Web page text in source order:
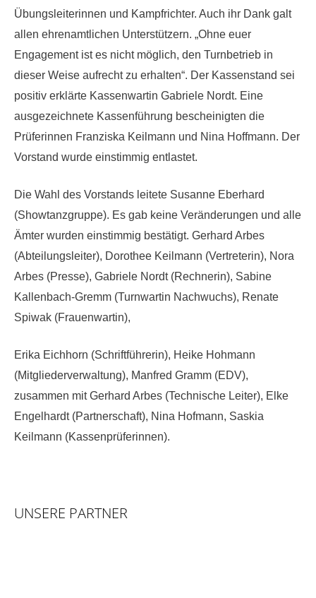
Übungsleiterinnen und Kampfrichter. Auch ihr Dank galt
allen ehrenamtlichen Unterstützern. „Ohne euer
Engagement ist es nicht möglich, den Turnbetrieb in
dieser Weise aufrecht zu erhalten“. Der Kassenstand sei
positiv erklärte Kassenwartin Gabriele Nordt. Eine
ausgezeichnete Kassenführung bescheinigten die
Prüferinnen Franziska Keilmann und Nina Hoffmann. Der
Vorstand wurde einstimmig entlastet.
Die Wahl des Vorstands leitete Susanne Eberhard
(Showtanzgruppe). Es gab keine Veränderungen und alle
Ämter wurden einstimmig bestätigt. Gerhard Arbes
(Abteilungsleiter), Dorothee Keilmann (Vertreterin), Nora
Arbes (Presse), Gabriele Nordt (Rechnerin), Sabine
Kallenbach-Gremm (Turnwartin Nachwuchs), Renate
Spiwak (Frauenwartin),
Erika Eichhorn (Schriftführerin), Heike Hohmann
(Mitgliederverwaltung), Manfred Gramm (EDV),
zusammen mit Gerhard Arbes (Technische Leiter), Elke
Engelhardt (Partnerschaft), Nina Hofmann, Saskia
Keilmann (Kassenprüferinnen).
UNSERE PARTNER